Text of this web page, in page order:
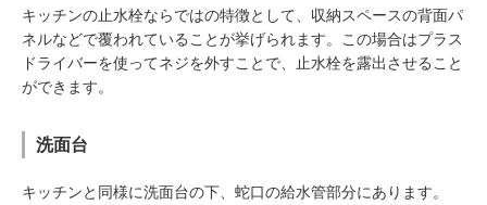
キッチンの止水栓ならではの特徴として、収納スペースの背面パ
ネルなどで覆われていることが挙げられます。この場合はプラス
ドライバーを使ってネジを外すことで、止水栓を露出させること
ができます。
洗面台
キッチンと同様に洗面台の下、蛇口の給水管部分にあります。